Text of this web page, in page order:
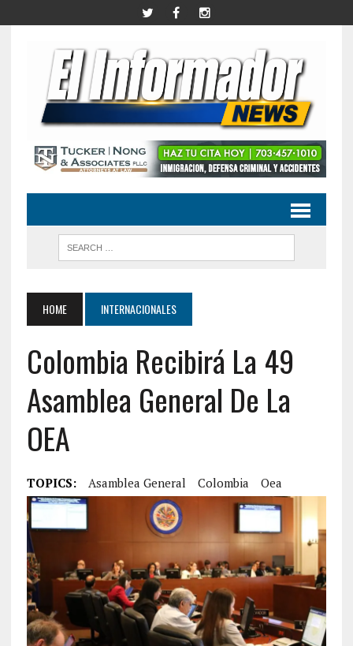
HOME INTERNACIONALES
Colombia Recibirá La 49
Asamblea General De La
OEA
TOPICS: Asamblea General Colombia Oea